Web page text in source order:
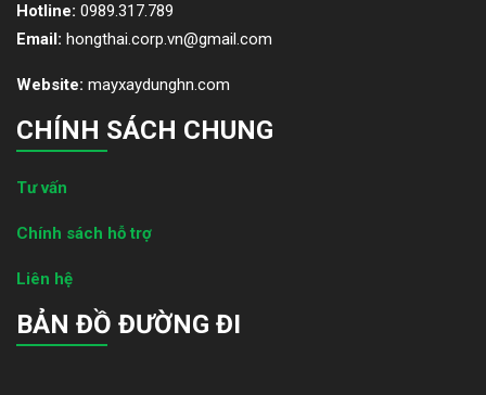
Hotline: 0989.317.789
Email: hongthai.corp.vn@gmail.com
Website: mayxaydunghn.com
CHÍNH SÁCH CHUNG
Tư vấn
Chính sách hỗ trợ
Liên hệ
BẢN ĐỒ ĐƯỜNG ĐI